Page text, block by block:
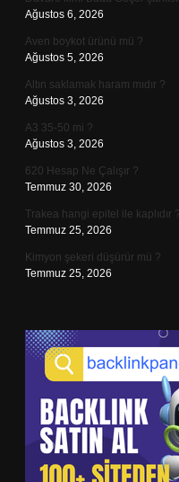
Ağustos 6, 2026
Aven boykot ürünü mü ?
Ağustos 5, 2026
Altın saklamak haram mıdır ?
Ağustos 3, 2026
A3 35-50 mi ?
Ağustos 3, 2026
620 Hesap Ne Çalışır ?
Temmuz 30, 2026
Trakea hangi epitel ile kaplıdır ?
Temmuz 25, 2026
Kimyon şekeri düşürür mü ?
Temmuz 25, 2026